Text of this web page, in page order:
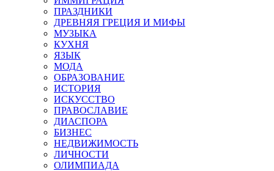
ПРАЗДНИКИ
ДРЕВНЯЯ ГРЕЦИЯ И МИФЫ
МУЗЫКА
КУХНЯ
ЯЗЫК
МОДА
ОБРАЗОВАНИЕ
ИСТОРИЯ
ИСКУССТВО
ПРАВОСЛАВИЕ
ДИАСПОРА
БИЗНЕС
НЕДВИЖИМОСТЬ
ЛИЧНОСТИ
ОЛИМПИАДА